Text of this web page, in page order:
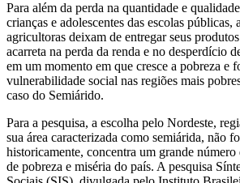
Para além da perda na quantidade e
crianças e adolescentes das escolas públicas,
agricultoras deixam de entregar seus
acarreta na perda da renda e no desperdício
em um momento em que cresce a pobreza e
vulnerabilidade social nas regiões mais
caso do Semiárido.
Para a pesquisa, a escolha pelo Nordeste,
sua área caracterizada como semiárida, não
historicamente, concentra um grande número
de pobreza e miséria do país. A pesquisa